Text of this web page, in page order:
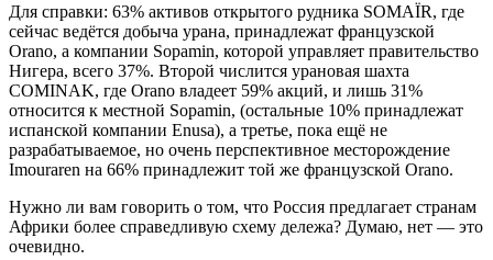
Для справки: 63% активов открытого рудника SOMAÏR, где
сейчас ведётся добыча урана, принадлежат французской
Orano, а компании Sopamin, которой управляет правительство
Нигера, всего 37%. Второй числится урановая шахта
COMINAK, где Orano владеет 59% акций, и лишь 31%
относится к местной Sopamin, (остальные 10% принадлежат
испанской компании Enusa), а третье, пока ещё не
разрабатываемое, но очень перспективное месторождение
Imouraren на 66% принадлежит той же французской Orano.
Нужно ли вам говорить о том, что Россия предлагает странам
Африки более справедливую схему дележа? Думаю, нет — это
очевидно.